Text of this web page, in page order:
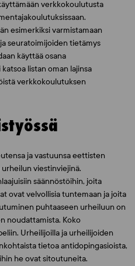
verkkokoulutusta
esimerkiksi varmistamaan
seuratoimijoiden tietämys
käyttää osana
listan oman lajinsa
verkkokoulutuksen
ja vastuunsa eettisten
viestinviejinä.
säännöstöihin, joita
ovat velvollisia tuntemaan ja joita
puhtaaseen urheiluun on
noudattamista. Koko
Urheilijoilla ja urheilijoiden
tietoa antidopingasioista,
he ovat sitoutuneita.